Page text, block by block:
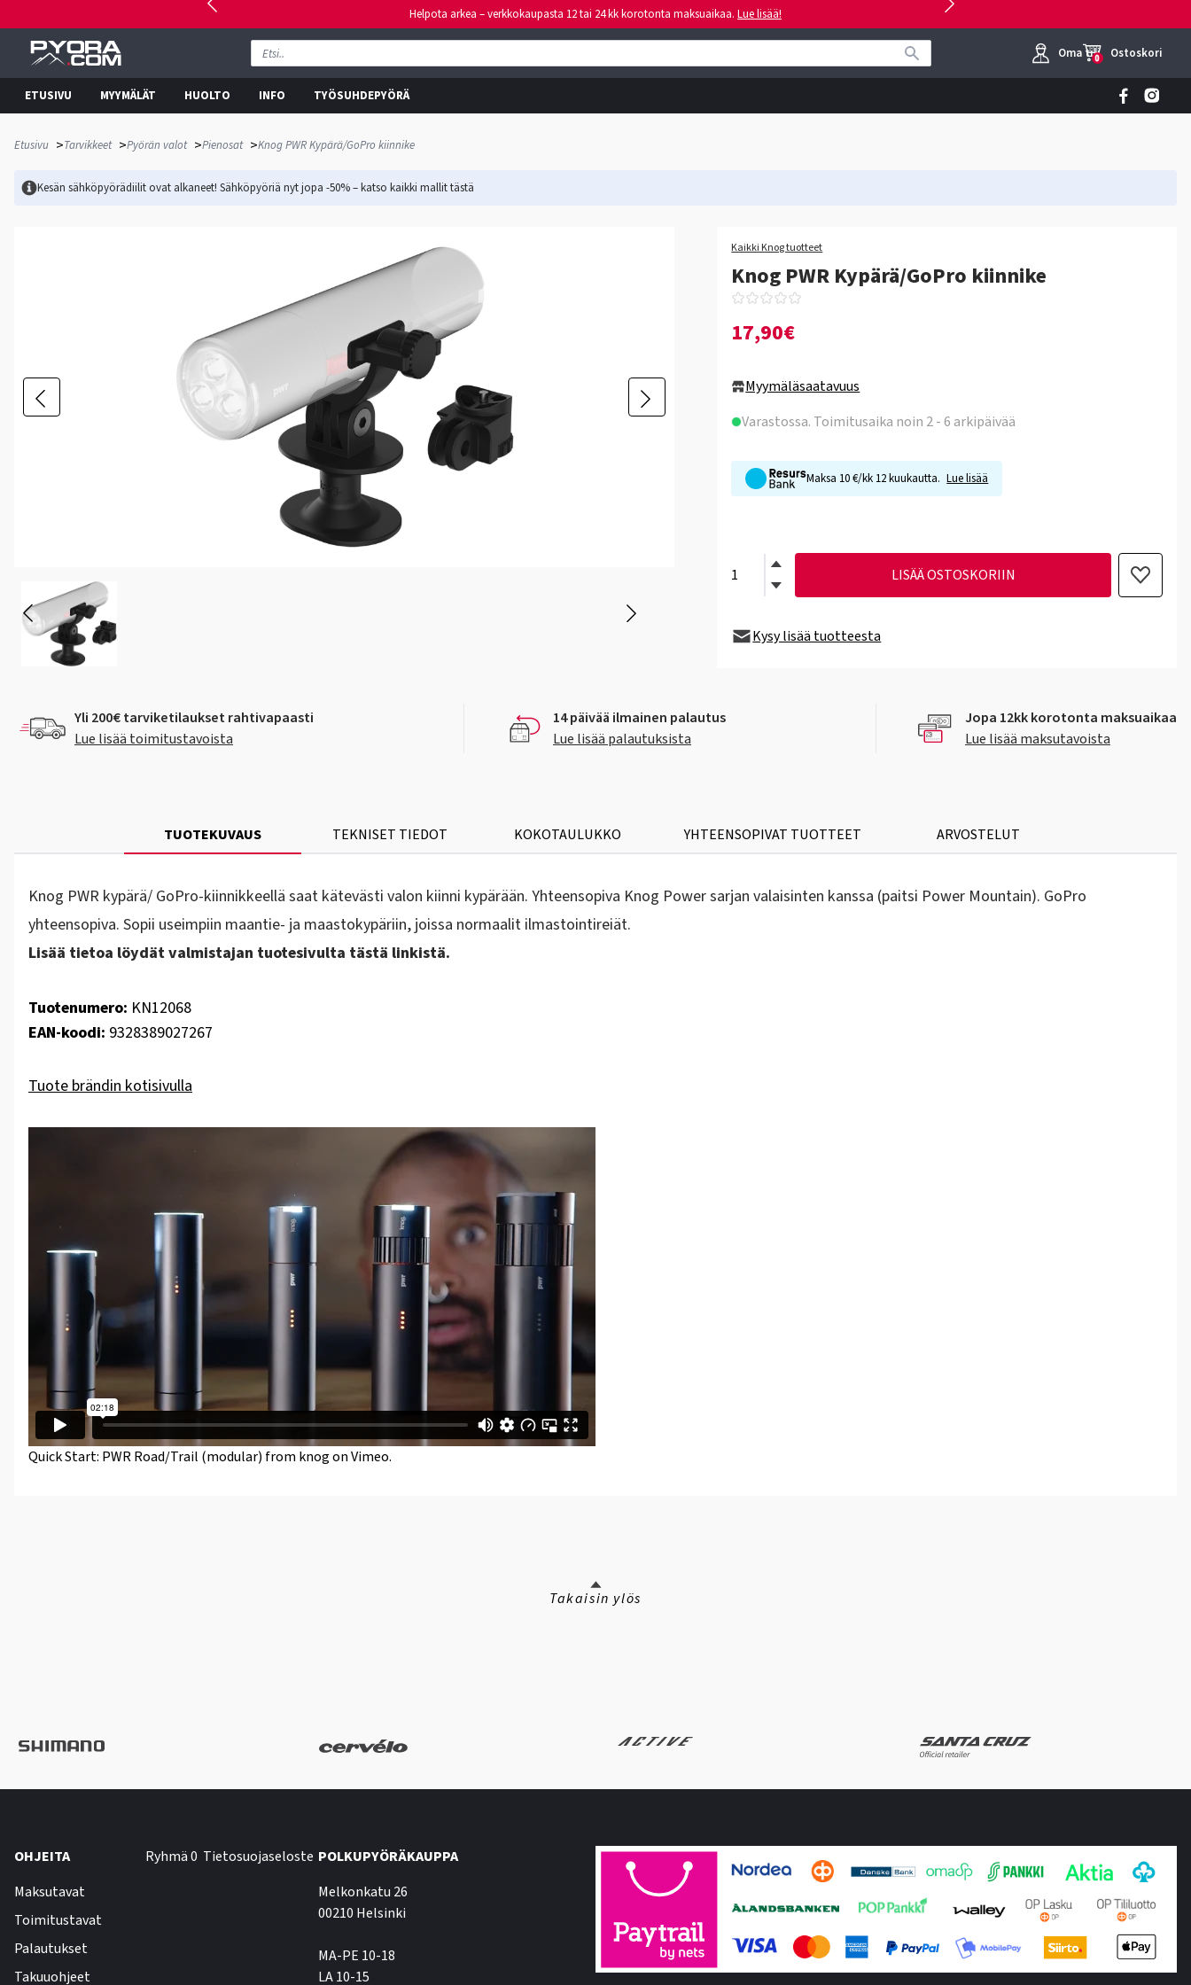
Helpota arkea – verkkokaupasta 12 tai 24 kk korotonta maksuaikaa. Lue lisää!
Oma tili
0 Ostoskori
ETUSIVU MYYMÄLÄT HUOLTO INFO TYÖSUHDEPYÖRÄ
Etusivu >Tarvikkeet >Pyörän valot >Pienosat >Knog PWR Kypärä/GoPro kiinnike
Kesän sähköpyörädiilit ovat alkaneet! Sähköpyöriä nyt jopa -50% – katso kaikki mallittästä
Kaikki Knog tuotteet
Knog PWR Kypärä/GoPro kiinnike
17,90€
Myymäläsaatavuus
Varastossa. Toimitusaika noin 2 - 6 arkipäivää
Maksa 10 €/kk 12 kuukautta. Lue lisää
LISÄÄ OSTOSKORIIN
Kysy lisää tuotteesta
Yli 200€ tarviketilaukset rahtivapaasti
Lue lisää toimitustavoista
14 päivää ilmainen palautus
Lue lisää palautuksista
Jopa 12kk korotonta maksuaikaa
Lue lisää maksutavoista
TUOTEKUVAUS TEKNISET TIEDOT KOKOTAULUKKO YHTEENSOPIVAT TUOTTEET ARVOSTELUT
Knog PWR kypärä/ GoPro-kiinnikkeellä saat kätevästi valon kiinni kypärään. Yhteensopiva Knog Power sarjan valaisinten kanssa (paitsi Power Mountain). GoPro
yhteensopiva. Sopii useimpiin maantie- ja maastokypäriin, joissa normaalit ilmastointireiät.
Lisää tietoa löydät valmistajan tuotesivulta tästä linkistä.
Tuotenumero: KN12068
EAN-koodi: 9328389027267
Tuote brändin kotisivulla
Quick Start: PWR Road/Trail (modular) fromknogonVimeo.
Takaisin ylös
OHJEITA
Maksutavat
Toimitustavat
Palautukset
Takuuohjeet
Ryhmä 0 Tietosuojaseloste POLKUPYÖRÄKAUPPA
Melkonkatu 26
00210 Helsinki
MA-PE 10-18
LA 10-15